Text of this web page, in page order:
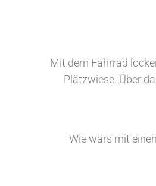
Mit dem Fahrrad
Plätzwiese. Über
Wie wärs mit